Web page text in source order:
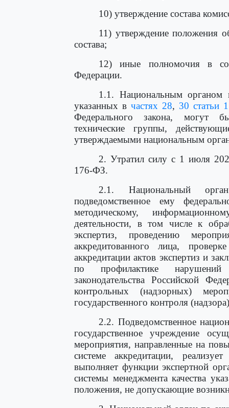
10) утверждение состава
11) утверждение положения
состава;
12) иные полномочия в
Федерации.
1.1. Национальным органом
указанных в частях 28, 30 статьи
Федерального закона, могут
технические группы,
утверждаемыми национальным
2. Утратил силу с 1 июля
176-ФЗ.
2.1. Национальный
подведомственное ему
методическому,
деятельности, в том числе к
экспертиз, проведению
аккредитованного лица,
аккредитации актов экспертиз и
по профилактике нарушений
законодательства Российской
контрольных (надзорных)
государственного контроля
2.2. Подведомственное
государственное учреждение
мероприятия, направленные на
системе аккредитации,
выполняет функции экспертной
системы менеджмента качества
положения, не допускающие